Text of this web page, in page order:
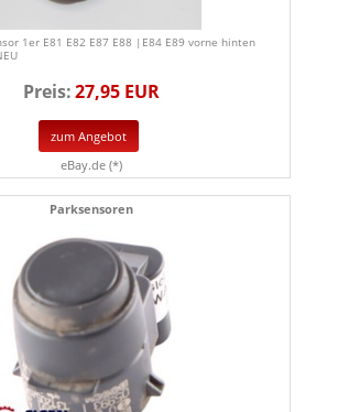
1er E81 E82 E87 E88 |E84 E89 vorne hinten
Preis:27,95 EUR
zum Angebot
eBay.de (*)
Parksensoren